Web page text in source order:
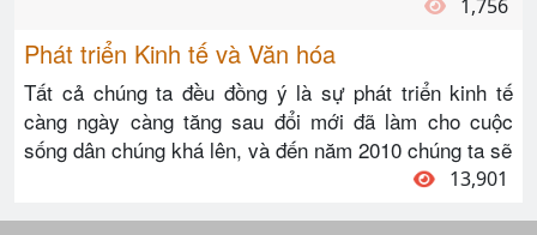
1,756
Phát triển Kinh tế và Văn hóa
Tất cả chúng ta đều đồng ý là sự phát triển kinh tế
càng ngày càng tăng sau đổi mới đã làm cho cuộc
sống dân chúng khá lên, và đến năm 2010 chúng ta sẽ
13,901